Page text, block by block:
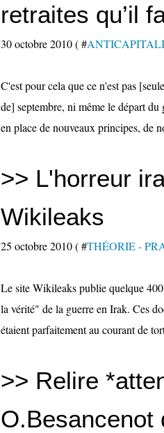
retraites qu’il
30 octobre 2010 ( #
C'est pour cela que ce n'est pas
de] septembre, ni même le départ
en place de nouveaux principes, de
>> L'horreur
Wikileaks
25 octobre 2010 ( #THÉORIE -
Le site Wikileaks publie quelque
la vérité" de la guerre en Irak. Ces
étaient parfaitement au courant de
>> Relire
O.Besancenot